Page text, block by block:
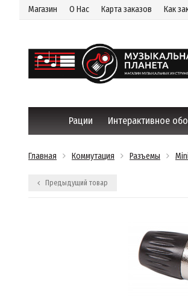
Магазин О Нас Карта заказов Как
Рации Интерактивное
Главная Коммутация Разъемы
Предыдущий товар